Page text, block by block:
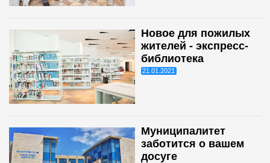
Новое для пожилых
жителей - экспресс-
библиотека
21.01.2021
Муниципалитет
заботится о вашем
досуге